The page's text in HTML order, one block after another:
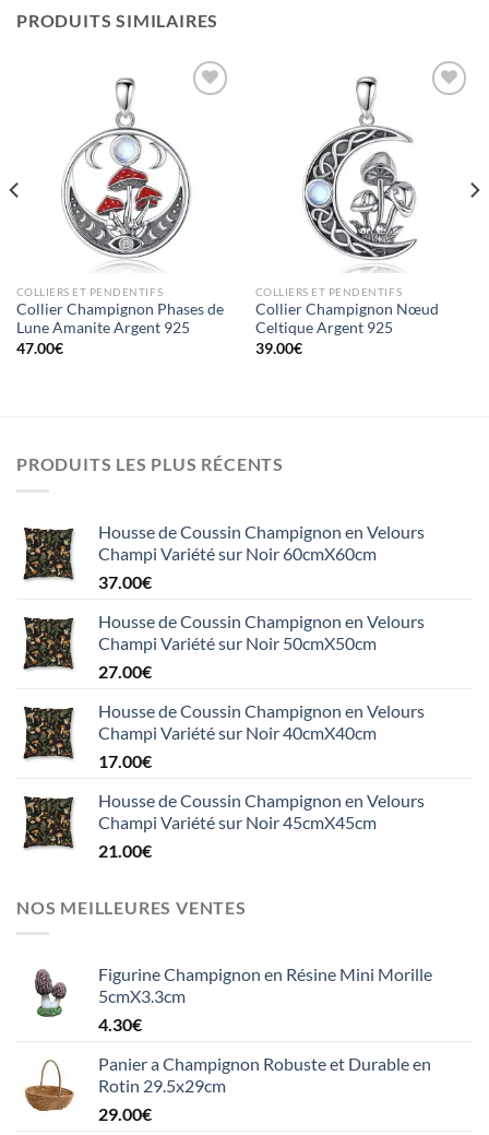
PRODUITS SIMILAIRES
à la liste
d’envies
COLLIERS ET PENDENTIFS
Collier Champignon Phases de
Lune Amanite Argent 925
47.00€
COLLIERS ET PENDENTIFS
Collier Champignon Nœud
Celtique Argent 925
39.00€
PRODUITS LES PLUS RÉCENTS
Housse de Coussin Champignon en Velours
Champi Variété sur Noir 60cmX60cm
37.00€
Housse de Coussin Champignon en Velours
Champi Variété sur Noir 50cmX50cm
27.00€
Housse de Coussin Champignon en Velours
Champi Variété sur Noir 40cmX40cm
17.00€
Housse de Coussin Champignon en Velours
Champi Variété sur Noir 45cmX45cm
21.00€
NOS MEILLEURES VENTES
Figurine Champignon en Résine Mini Morille
5cmX3.3cm
4.30€
Panier a Champignon Robuste et Durable en
Rotin 29.5x29cm
29.00€